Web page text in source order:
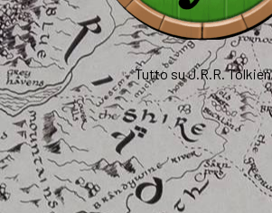
Tutto su J.R.R. Tolkien